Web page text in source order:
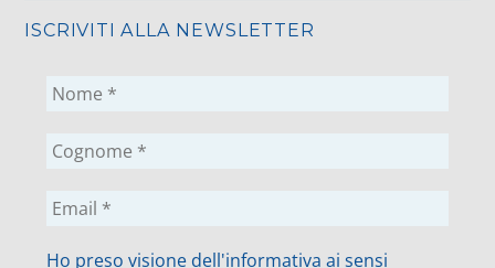
ISCRIVITI ALLA NEWSLETTER
Ho preso visione dell'informativa ai sensi